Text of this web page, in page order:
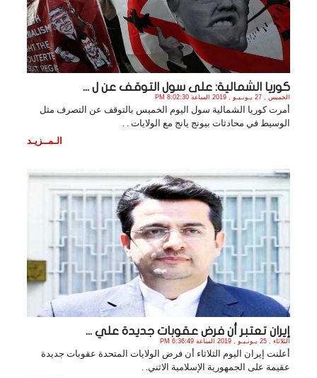
كوريا الشمالية: على سول التوقف عن ل ...
الخميس , 27 يـونـيـو , 2019 الساعة 8:02:30 PM
أمرت كوريا الشمالية سول اليوم الخميس بالتوقف عن التصرف مثل
الوسيط في محادثات بيونج يانج مع الولايات . .
الـمــزيـد
إيران تعتبر أن فرض عقوبات جديدة علي ...
الثلاثاء , 25 يـونـيـو , 2019 الساعة 6:36:49 PM
أعلنت إيران اليوم الثلاثاء أن فرض الولايات المتحدة عقوبات جديدة
عقيمة على الجمهورية الإسلامية الاثني. .